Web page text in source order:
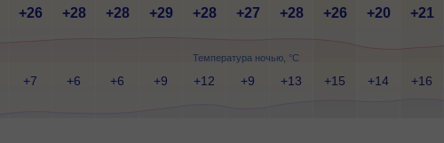
Температура ночью, °C
+26 +28 +28 +29 +28 +27 +28 +26 +20 +21
+7 +6 +6 +9 +12 +9 +13 +15 +14 +16